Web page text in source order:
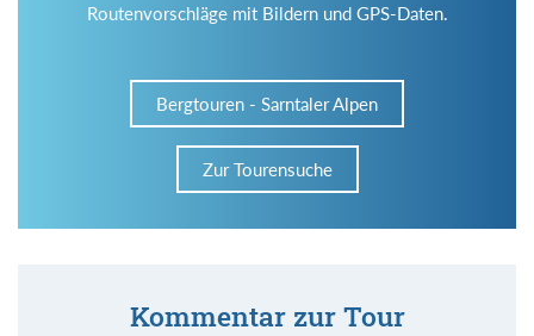
Routenvorschläge mit Bildern und GPS-Daten.
Bergtouren - Sarntaler Alpen
Zur Tourensuche
Kommentar zur Tour